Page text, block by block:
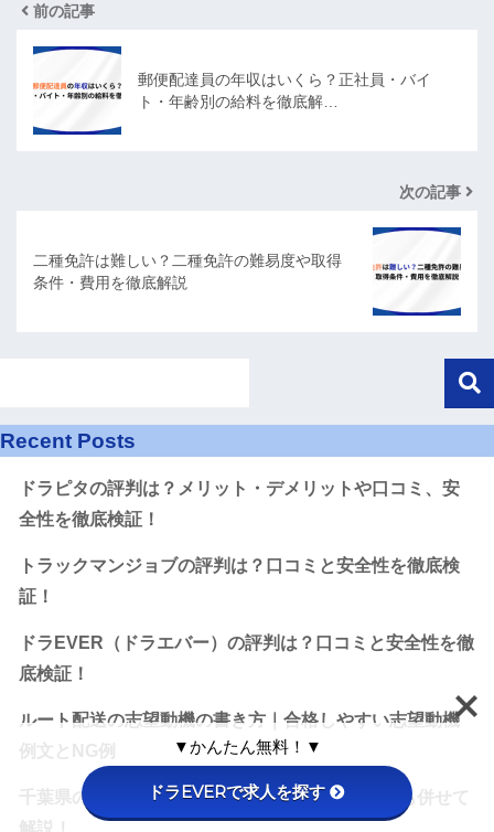
前の記事
郵便配達員の年収はいくら？正社員・バイ
ト・年齢別の給料を徹底解…
次の記事
二種免許は難しい？二種免許の難易度や取得
条件・費用を徹底解説
Recent Posts
ドラピタの評判は？メリット・デメリットや口コミ、安
全性を徹底検証！
トラックマンジョブの評判は？口コミと安全性を徹底検
証！
ドラEVER（ドラエバー）の評判は？口コミと安全性を徹
底検証！
ルート配送の志望動機の書き方｜合格しやすい志望動機
例文とNG例
千葉県の3つのおすすめ運送会社！選び方のコツも併せて
▼かんたん無料！▼
ドラEVERで求人を探す